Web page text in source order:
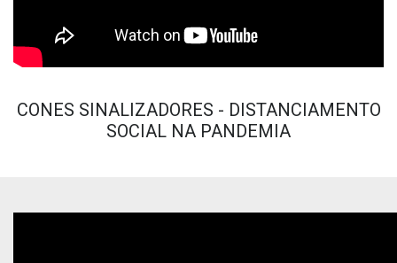
CONES SINALIZADORES - DISTANCIAMENTO
SOCIAL NA PANDEMIA